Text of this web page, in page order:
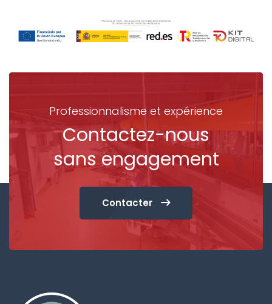
Professionnalisme et expérience
Contactez-nous
sans engagement
Contacter